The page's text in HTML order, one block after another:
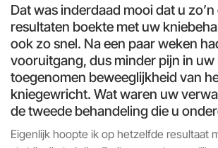
Dat was inderdaad mooi dat u
resultaten boekte met uw
ook zo snel. Na een paar weken
vooruitgang, dus minder pijn in uw
toegenomen beweeglijkheid van
kniegewricht. Wat waren uw
de tweede behandeling die u
Eigenlijk hoopte ik op hetzelfde resultaat